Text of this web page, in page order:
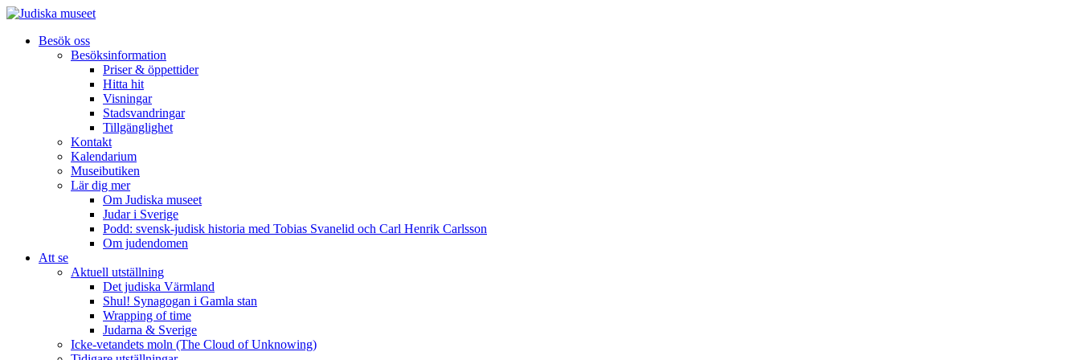
Besök oss
Besöksinformation
Priser & öppettider
Hitta hit
Visningar
Stadsvandringar
Tillgänglighet
Kontakt
Kalendarium
Museibutiken
Lär dig mer
Om Judiska museet
Judar i Sverige
Podd: svensk-judisk historia med Tobias Svanelid och Carl Henrik Carlsson
Om judendomen
Att se
Aktuell utställning
Det judiska Värmland
Shul! Synagogan i Gamla stan
Wrapping of time
Judarna & Sverige
Icke-vetandets moln (The Cloud of Unknowing)